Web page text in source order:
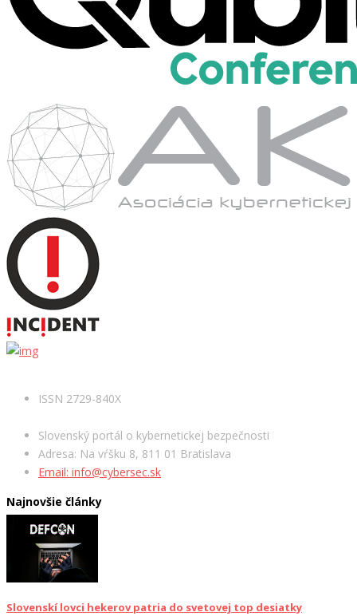
ISSN 2729-840X
Slovenský portál o kybernetickej bezpečnosti
Adresa: Na vŕšku 8, 811 01 Bratislava
Email: info@cybersec.sk
Najnovšie články
Slovenskí lovci hekerov patria do svetovej top desiatky